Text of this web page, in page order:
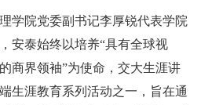
学院党委副书记李厚锐代表学院
安泰始终以培养“具有全球视
商界领袖”为使命，交大生涯讲
生涯教育系列活动之一，旨在通